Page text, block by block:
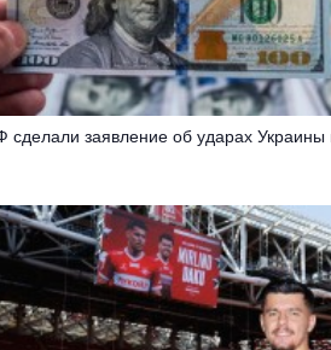
заявление об ударах Украины